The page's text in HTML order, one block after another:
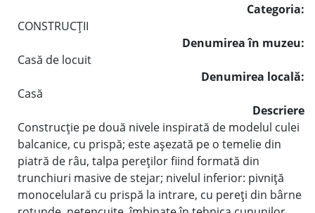
Categoria:
CONSTRUCŢII
Denumirea în muzeu:
Casă de locuit
Denumirea locală:
Casă
Descriere
Construcţie pe două nivele inspirată de modelul culei
balcanice, cu prispă; este aşezată pe o temelie din
piatră de râu, talpa pereţilor fiind formată din
trunchiuri masive de stejar; nivelul inferior: pivniţă
monocelulară cu prispă la intrare, cu pereţi din bârne